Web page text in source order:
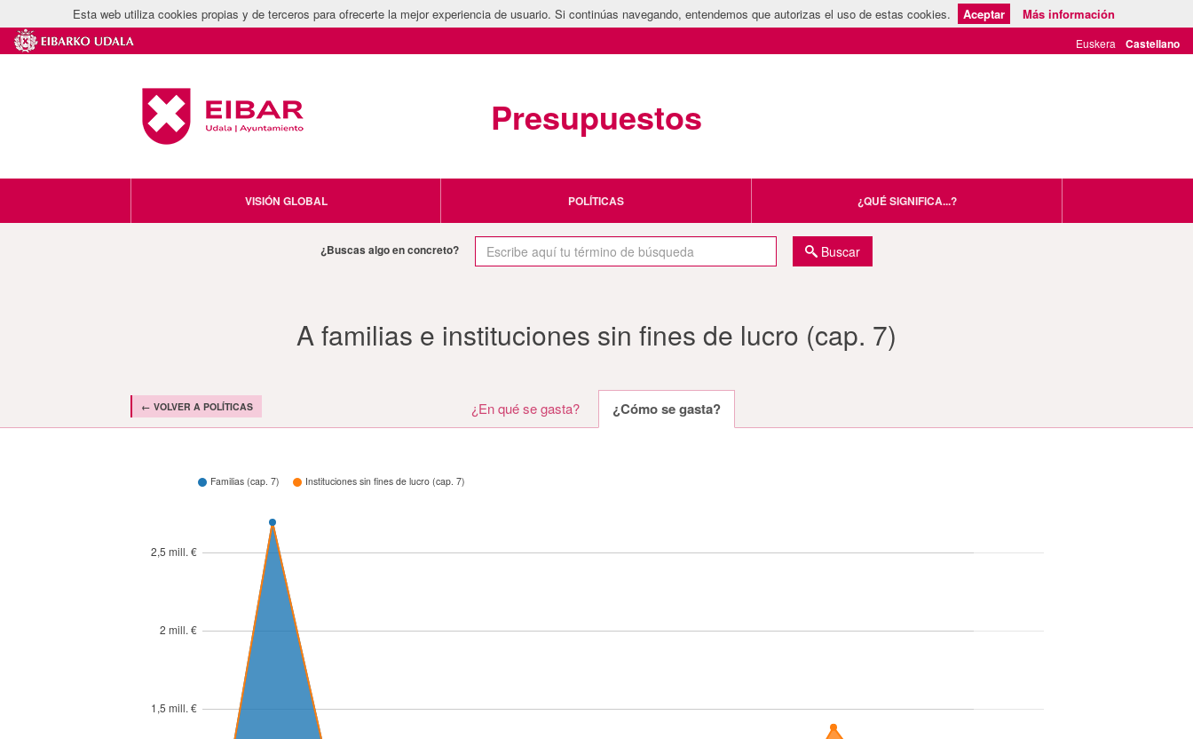
Esta web utiliza cookies propias y de terceros para ofrecerte la mejor experiencia de usuario. Si continúas navegando, entendemos que autorizas el uso de estas cookies. Aceptar Más información
Presupuestos
VISIÓN GLOBAL POLÍTICAS ¿QUÉ SIGNIFICA...?
¿Buscas algo en concreto? Buscar
← VOLVER A POLÍTICAS
A familias e instituciones sin fines de lucro (cap. 7)
¿En qué se gasta? ¿Cómo se gasta?
¿Cómo se gasta?
Familias (cap. 7) Instituciones sin fines de lucro (cap. 7)
1,5 mill. €
2 mill. €
2,5 mill. €